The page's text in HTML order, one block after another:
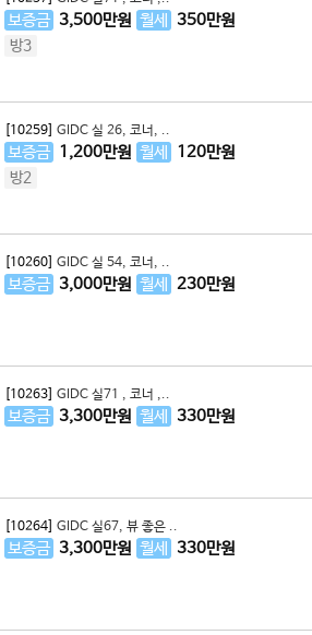
보증금 3,500만원 월세 350만원
방3
[10259] GIDC 실 26, 코너, ..
보증금 1,200만원 월세 120만원
방2
[10260] GIDC 실 54, 코너, ..
보증금 3,000만원 월세 230만원
[10263] GIDC 실71 , 코너 ,..
보증금 3,300만원 월세 330만원
[10264] GIDC 실67, 뷰 좋은 ..
보증금 3,300만원 월세 330만원